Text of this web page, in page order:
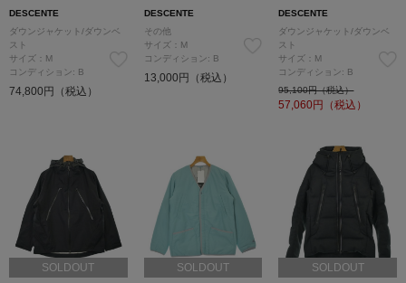
DESCENTE
ダウンジャケット/ダウンベ
スト
サイズ：M
コンディション: B
74,800円（税込）
DESCENTE
その他
サイズ：M
コンディション: B
13,000円（税込）
DESCENTE
ダウンジャケット/ダウンベ
スト
サイズ：M
コンディション: B
95,100円（税込）
57,060円（税込）
SOLDOUT SOLDOUT SOLDOUT